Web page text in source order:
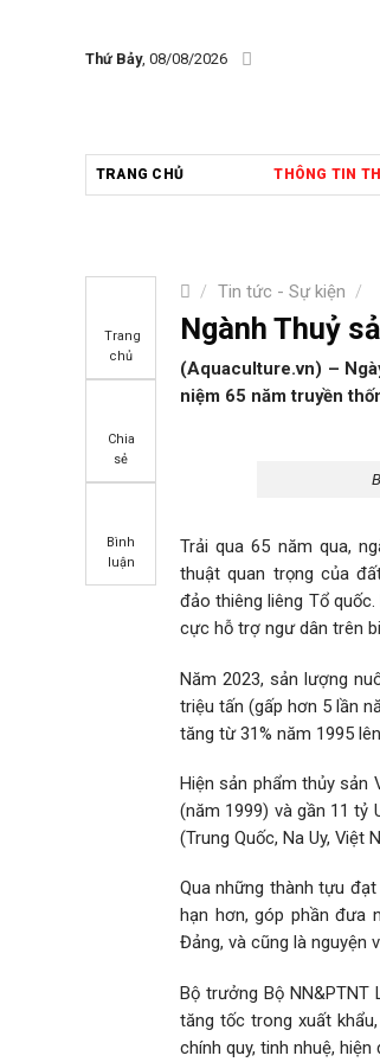
Thứ Bảy, 08/08/2026
TRANG CHỦ THÔNG TIN
/ Tin tức - Sự kiện /
Trang
chủ
Chia
sẻ
Bình
luận
Ngành Thuỷ
(Aquaculture.vn) –
niệm 65 năm truyền
Trải qua 65 năm qua,
thuật quan trọng của
đảo thiêng liêng Tổ
cực hỗ trợ ngư dân trên
Năm 2023, sản lượng
triệu tấn (gấp hơn 5 lần
tăng từ 31% năm 1995
Hiện sản phẩm thủy sản
(năm 1999) và gần 11 tỷ
(Trung Quốc, Na Uy, Việt
Qua những thành tựu
hạn hơn, góp phần đưa
Đảng, và cũng là nguyện
Bộ trưởng Bộ
tăng tốc trong xuất
chính quy, tinh nhuệ,